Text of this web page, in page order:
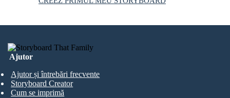
Ajutor
Ajutor și întrebări frecvente
Storyboard Creator
Cum se imprimă